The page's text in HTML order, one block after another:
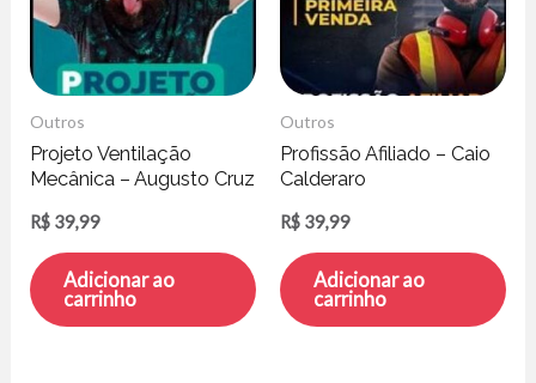
Outros
Projeto Ventilação
Mecânica – Augusto Cruz
R$ 39,99
Adicionar ao
carrinho
Outros
Profissão Afiliado – Caio
Calderaro
R$ 39,99
Adicionar ao
carrinho